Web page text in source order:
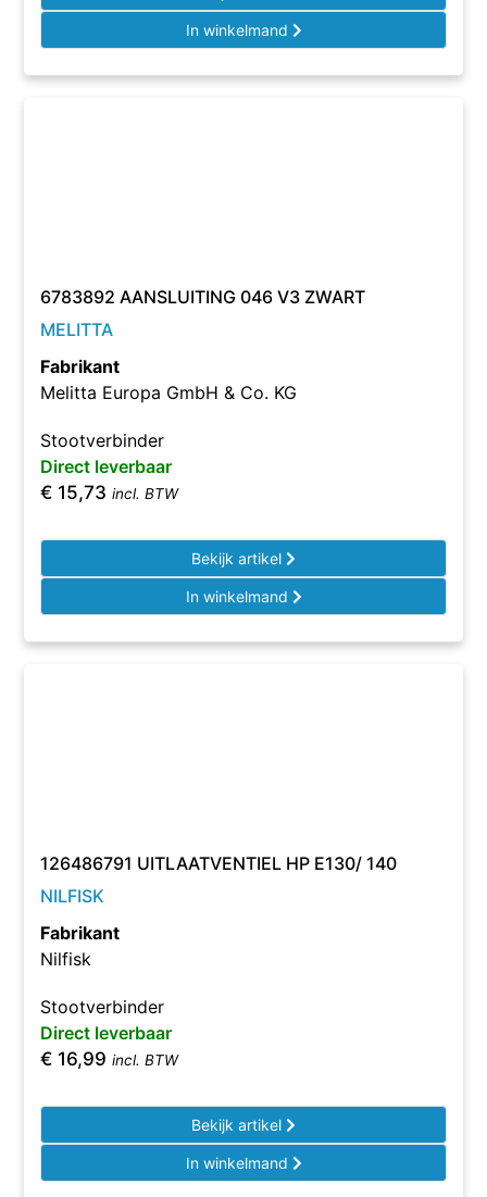
In winkelmand
6783892 AANSLUITING 046 V3 ZWART
MELITTA
Fabrikant
Melitta Europa GmbH & Co. KG
Stootverbinder
Direct leverbaar
€ 15,73 incl. BTW
Bekijk artikel
In winkelmand
126486791 UITLAATVENTIEL HP E130/ 140
NILFISK
Fabrikant
Nilfisk
Stootverbinder
Direct leverbaar
€ 16,99 incl. BTW
Bekijk artikel
In winkelmand